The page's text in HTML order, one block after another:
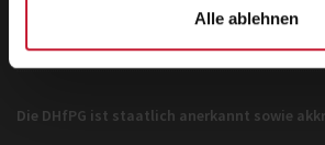
Alle ablehnen
Die DHfPG ist staatlich anerkannt sowie